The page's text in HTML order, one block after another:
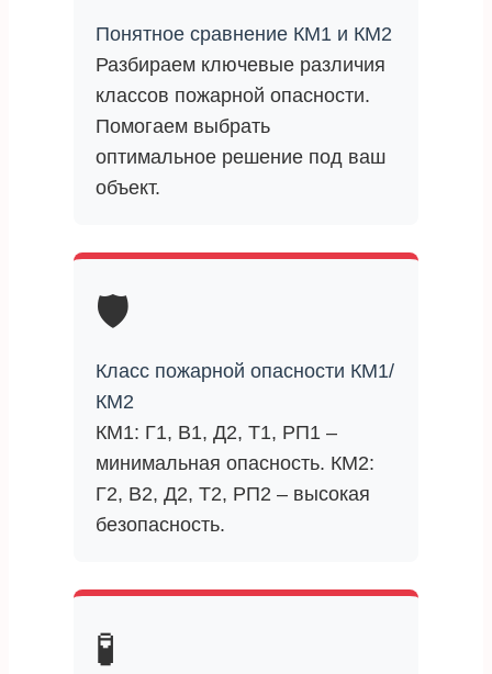
Понятное сравнение КМ1 и КМ2
Разбираем ключевые различия
классов пожарной опасности.
Помогаем выбрать
оптимальное решение под ваш
объект.
🛡️
Класс пожарной опасности КМ1/
КМ2
КМ1: Г1, В1, Д2, Т1, РП1 –
минимальная опасность. КМ2:
Г2, В2, Д2, Т2, РП2 – высокая
безопасность.
🧪